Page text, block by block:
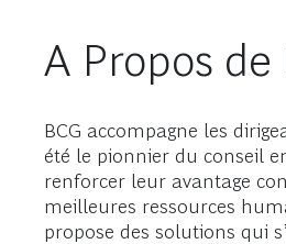
A Propos
BCG accompagne les
été le pionnier du conseil
renforcer leur avantage
meilleures ressources
propose des solutions qui